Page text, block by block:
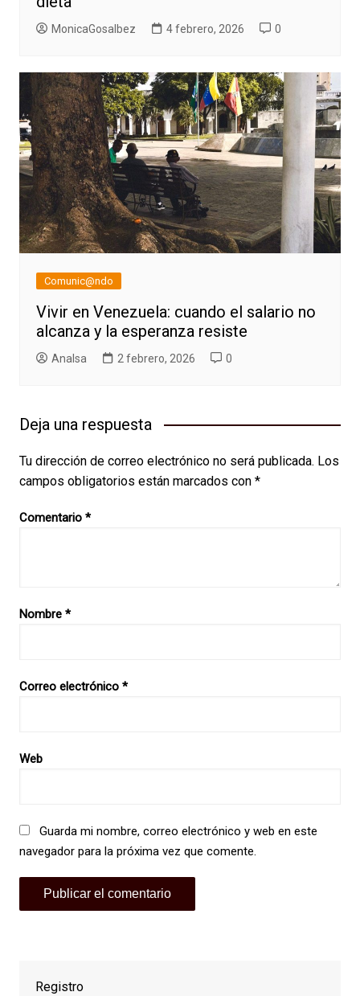
MonicaGosalbez 4 febrero, 2026 0
Comunic@ndo
Vivir en Venezuela: cuando el salario no
alcanza y la esperanza resiste
AnaIsa 2 febrero, 2026 0
Deja una respuesta
Tu dirección de correo electrónico no será publicada. Los
campos obligatorios están marcados con *
Comentario *
Nombre *
Correo electrónico *
Web
Guarda mi nombre, correo electrónico y web en este
navegador para la próxima vez que comente.
Registro